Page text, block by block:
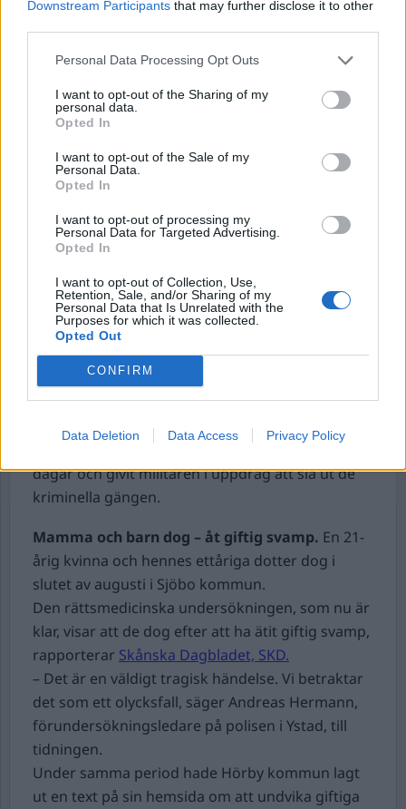
Downstream Participants that may further disclose it to other
Personal Data Processing Opt Outs
I want to opt-out of the Sharing of my
personal data.
Opted In
I want to opt-out of the Sale of my
Personal Data.
Opted In
I want to opt-out of processing my
Personal Data for Targeted Advertising.
Opted In
I want to opt-out of Collection, Use,
Retention, Sale, and/or Sharing of my
Personal Data that Is Unrelated with the
Purposes for which it was collected.
Opted Out
CONFIRM
Data Deletion Data Access Privacy Policy
en radiosänd intervju enligt The Guardian.
Enligt Ecuadors fängelsemyndighet hålls
omkring 130 fångvaktare och andra anställda
bekräftats, som visar hur fängelsepersonal
dödas. Elva ur gisslan ska ha släppts.
President Noboa kommenterar filmerna i en
radiointervju:
– De sprider de här bilderna för att skrämma
allmänheten och för att få republikens president
på knä, och det kommer inte att ske, säger han
enligt The Guardian och tillägger, jag känner
sympati med familjerna. Vi befinner oss i ett
krigstillstånd och vi kan inte ge efter.
På onsdagsmorgonen uppgav polisen att minst
70 personer gripits.
dagar och givit militären i uppdrag att slå ut de
kriminella gängen.
Mamma och barn dog – åt giftig svamp. En 21-
årig kvinna och hennes ettåriga dotter dog i
slutet av augusti i Sjöbo kommun.
Den rättsmedicinska undersökningen, som nu är
klar, visar att de dog efter att ha ätit giftig svamp,
rapporterar Skånska Dagbladet, SKD.
– Det är en väldigt tragisk händelse. Vi betraktar
det som ett olycksfall, säger Andreas Hermann,
förundersökningsledare på polisen i Ystad, till
tidningen.
Under samma period hade Hörby kommun lagt
ut en text på sin hemsida om att undvika giftiga